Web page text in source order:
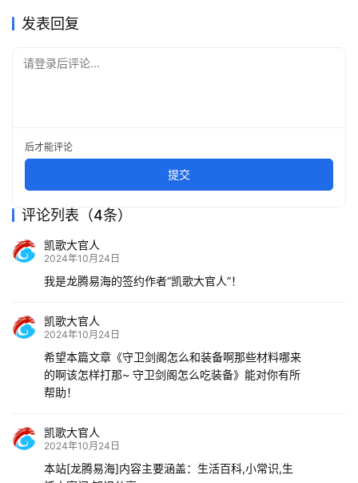
发表回复
请登录后评论...
后才能评论
提交
评论列表（4条）
凯歌大官人
2024年10月24日
我是龙腾易海的签约作者“凯歌大官人”！
凯歌大官人
2024年10月24日
希望本篇文章《守卫剑阁怎么和装备啊那些材料哪来
的啊该怎样打那~ 守卫剑阁怎么吃装备》能对你有所
帮助！
凯歌大官人
2024年10月24日
本站[龙腾易海]内容主要涵盖：生活百科,小常识,生